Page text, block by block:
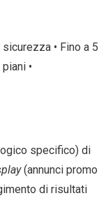
• Fino a 5
•
specifico) di
(annunci promo
di risultati